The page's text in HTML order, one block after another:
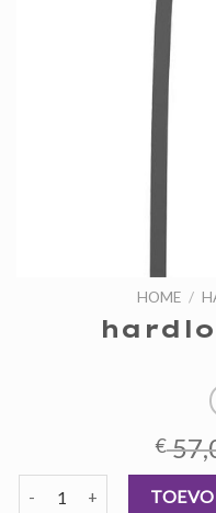
HOME /
€
hardloop oortjes aantal